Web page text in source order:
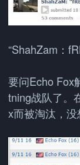
“ShahZam：
要问Echo Fox
tning战队了。
x而被淘汰，没